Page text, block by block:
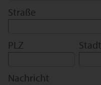
Straße
PLZ Stadt
Nachricht